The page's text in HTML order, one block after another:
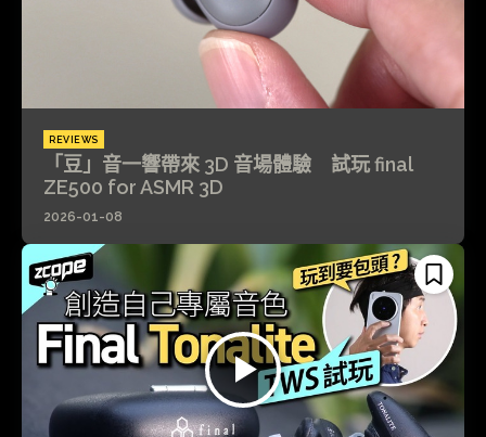
REVIEWS
「豆」音一響帶來 3D 音場體驗 試玩 final
ZE500 for ASMR 3D
2026-01-08